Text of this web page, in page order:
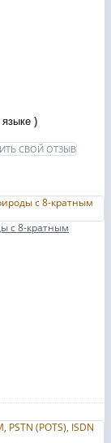
)
СВОЙ ОТЗЫВ
с 8-кратным